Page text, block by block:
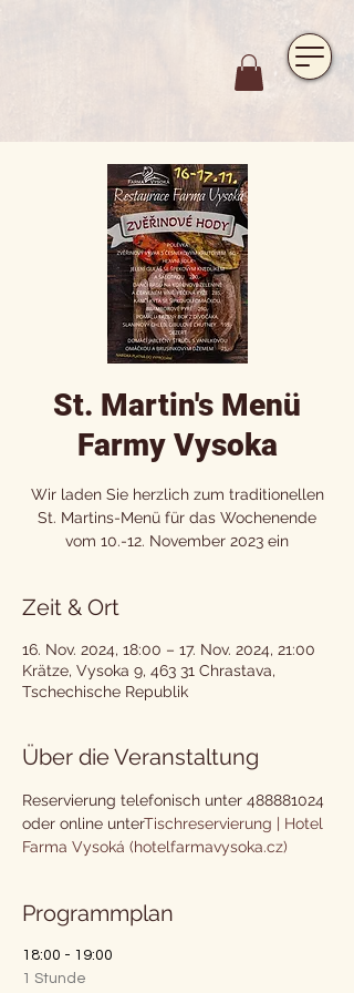
St. Martin's Menü
Farmy Vysoka
Wir laden Sie herzlich zum traditionellen
St. Martins-Menü für das Wochenende
vom 10.-12. November 2023 ein
Zeit & Ort
16. Nov. 2024, 18:00 – 17. Nov. 2024, 21:00
Krätze, Vysoka 9, 463 31 Chrastava,
Tschechische Republik
Über die Veranstaltung
Reservierung telefonisch unter 488881024
oder online unterTischreservierung | Hotel
Farma Vysoká (hotelfarmavysoka.cz)
Programmplan
18:00 - 19:00
1 Stunde